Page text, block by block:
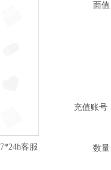
7*24h客服
面值
充值账号
数量